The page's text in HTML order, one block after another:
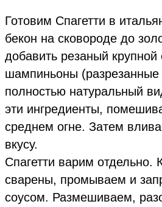
Готовим Спагетти в
бекон на сковороде до
добавить резаный
шампиньоны (разрезанные
полностью натуральный
эти ингредиенты,
среднем огне. Затем
вкусу.
Спагетти варим отдельно.
сварены, промываем и
соусом. Размешиваем,